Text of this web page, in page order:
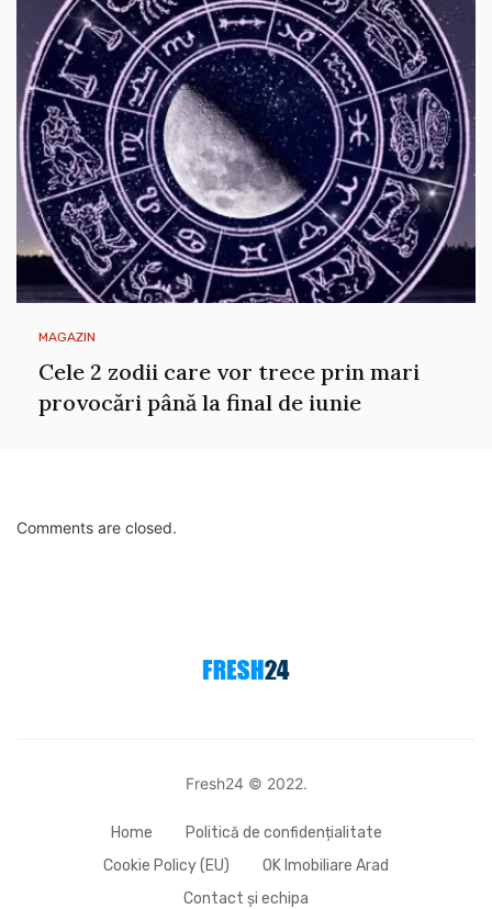
MAGAZIN
Cele 2 zodii care vor trece prin mari
provocări până la final de iunie
Comments are closed.
Fresh24 © 2022.
Home
Politică de confidențialitate
Cookie Policy (EU)
OK Imobiliare Arad
Contact și echipa